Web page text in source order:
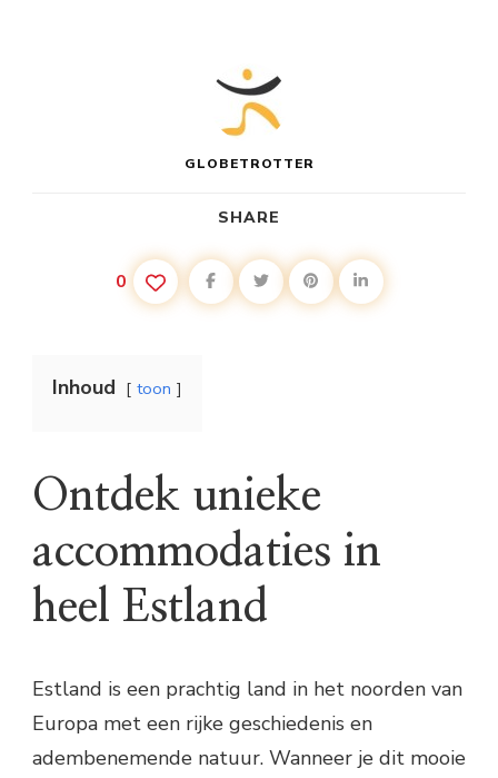
GLOBETROTTER
SHARE
0
Inhoud toon
Ontdek unieke
accommodaties in
heel Estland
Estland is een prachtig land in het noorden van
Europa met een rijke geschiedenis en
adembenemende natuur. Wanneer je dit mooie